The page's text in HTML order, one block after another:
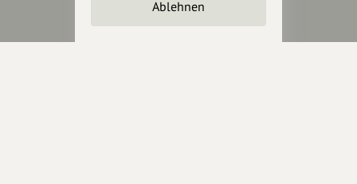
Jetzt unterstützen
Ablehnen